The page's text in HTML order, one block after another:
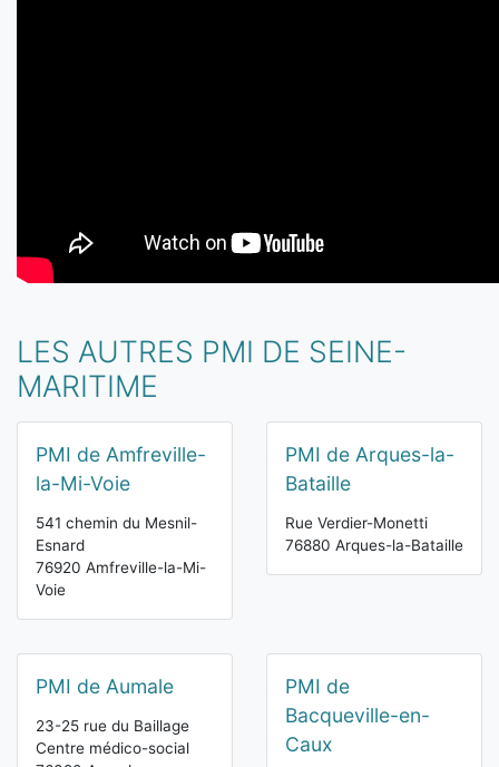
LES AUTRES PMI DE SEINE-
MARITIME
PMI de Amfreville-
la-Mi-Voie
541 chemin du Mesnil-
Esnard
76920 Amfreville-la-Mi-
Voie
PMI de Arques-la-
Bataille
Rue Verdier-Monetti
76880 Arques-la-Bataille
PMI de Aumale
23-25 rue du Baillage
Centre médico-social
PMI de
Bacqueville-en-
Caux